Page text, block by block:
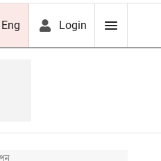
Eng Login